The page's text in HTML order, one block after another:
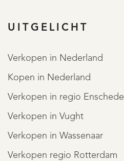
UITGELICHT
Verkopen in Nederland
Kopen in Nederland
Verkopen in regio Enschede
Verkopen in Vught
Verkopen in Wassenaar
Verkopen regio Rotterdam